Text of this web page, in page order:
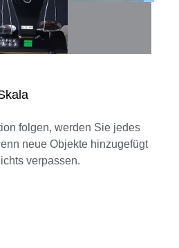
folgen, werden Sie jedes
neue Objekte hinzugefügt
verpassen.